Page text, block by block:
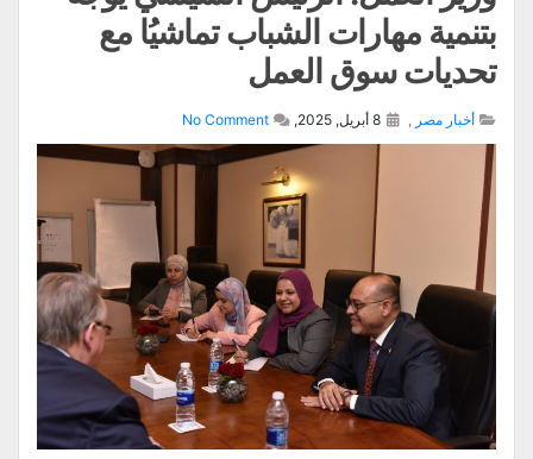
بتنمية مهارات الشباب تماشيُا مع
تحديات سوق العمل
أخبار مصر ,
No Comment